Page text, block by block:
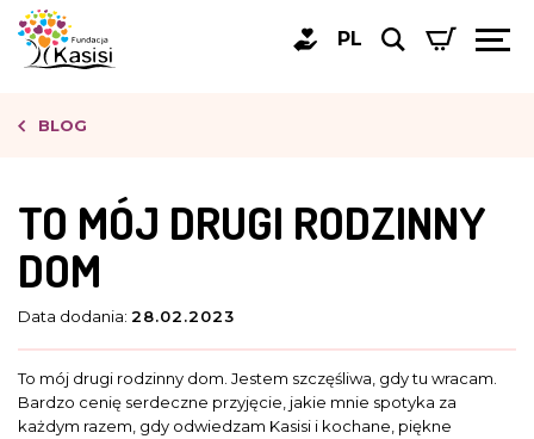
PL
BLOG
TO MÓJ DRUGI RODZINNY
DOM
Data dodania: 28.02.2023
To mój drugi rodzinny dom. Jestem szczęśliwa, gdy tu wracam.
Bardzo cenię serdeczne przyjęcie, jakie mnie spotyka za
każdym razem, gdy odwiedzam Kasisi i kochane, piękne